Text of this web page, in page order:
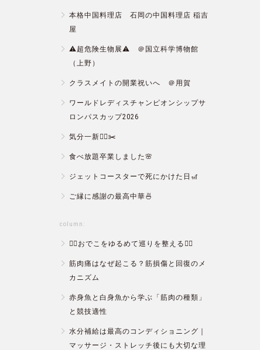
本格中国料理店 石岡の中国料理店 稲吉
屋
⚠️超危険生物展⚠️ ＠国立科学博物館
（上野）
クラスメイトの開業祝いへ ＠用賀
ワールドレディスチャンピオンシップサ
ロンパスカップ2026
気分一新💇‍♂️✂️
食べ放題卒業しました🌸
ジェットコースターで死にかけた日🎢
ご縁に感謝の最高中華🍜
column:
💆‍♀️おでこをゆるめて巡りを整える💆‍♂️
筋肉痛はなぜ起こる？筋損傷と回復のメ
カニズム
赤身魚と白身魚から学ぶ「筋肉の種類」
と競技適性
水分補給は最高のコンディショニング｜
マッサージ・ストレッチ後にも大切な理